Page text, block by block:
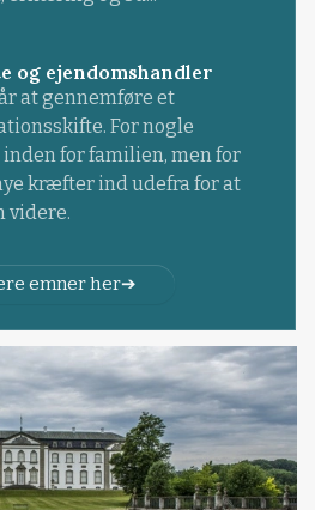
og ejendomshandler
at gennemføre et
For nogle
for familien, men for
kræfter ind udefra for at
videre.
emner her